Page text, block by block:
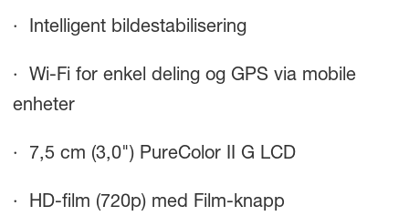
· Intelligent bildestabilisering
· Wi-Fi for enkel deling og GPS via mobile
enheter
· 7,5 cm (3,0") PureColor II G LCD
· HD-film (720p) med Film-knapp